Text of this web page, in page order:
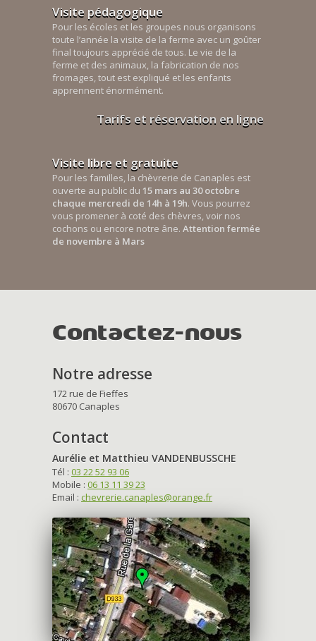
Visite pédagogique
Pour les écoles et les groupes nous organisons
toute l’année la visite de la ferme avec un goûter
final toujours apprécié de tous. Le vie de la
ferme et des animaux, la fabrication de nos
fromages, tout est expliqué et les enfants
apprennent énormément.
Tarifs et réservation en ligne
Visite libre et gratuite
Pour les familles, la chèvrerie de Canaples est
ouverte au public du 15 mars au 30 octobre
chaque mercredi de 14h à 19h. Vous pourrez
vous promener à coté des chèvres, voir nos
cochons ou encore notre âne. Attention fermée
de novembre à Mars
Contactez-nous
Notre adresse
172 rue de Fieffes
80670 Canaples
Contact
Aurélie et Matthieu VANDENBUSSCHE
Tél : 03 22 52 93 06
Mobile : 06 13 11 39 23
Email : chevrerie.canaples@orange.fr